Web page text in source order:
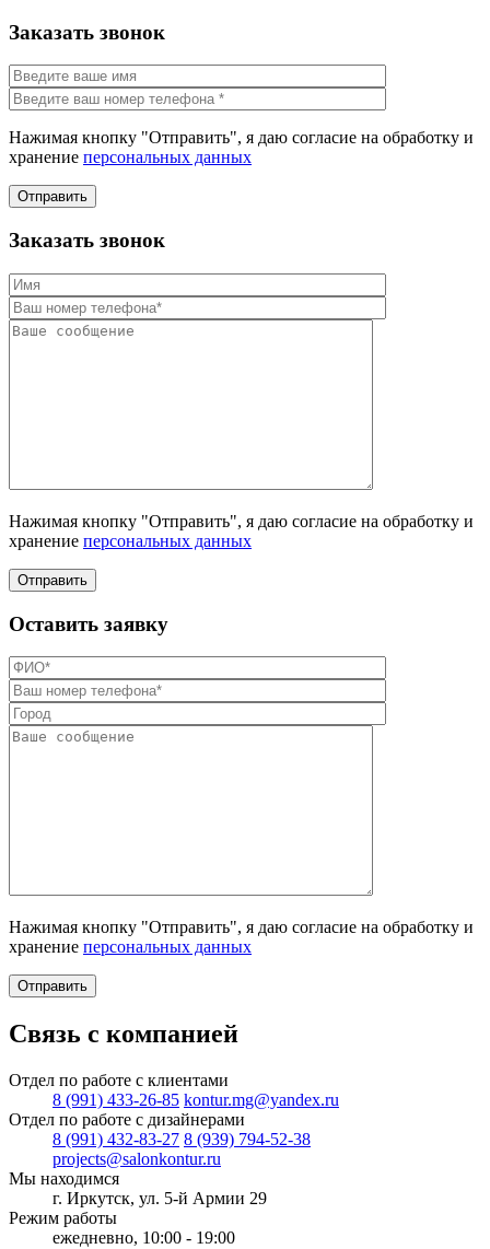
Заказать звонок
Нажимая кнопку "Отправить", я даю согласие на обработку и
хранение персональных данных
Отправить
Заказать звонок
Нажимая кнопку "Отправить", я даю согласие на обработку и
хранение персональных данных
Отправить
Оставить заявку
Нажимая кнопку "Отправить", я даю согласие на обработку и
хранение персональных данных
Отправить
Связь с компанией
Отдел по работе с клиентами
8 (991) 433-26-85 kontur.mg@yandex.ru
Отдел по работе с дизайнерами
8 (991) 432-83-27 8 (939) 794-52-38
projects@salonkontur.ru
Мы находимся
г. Иркутск, ул. 5-й Армии 29
Режим работы
ежедневно, 10:00 - 19:00